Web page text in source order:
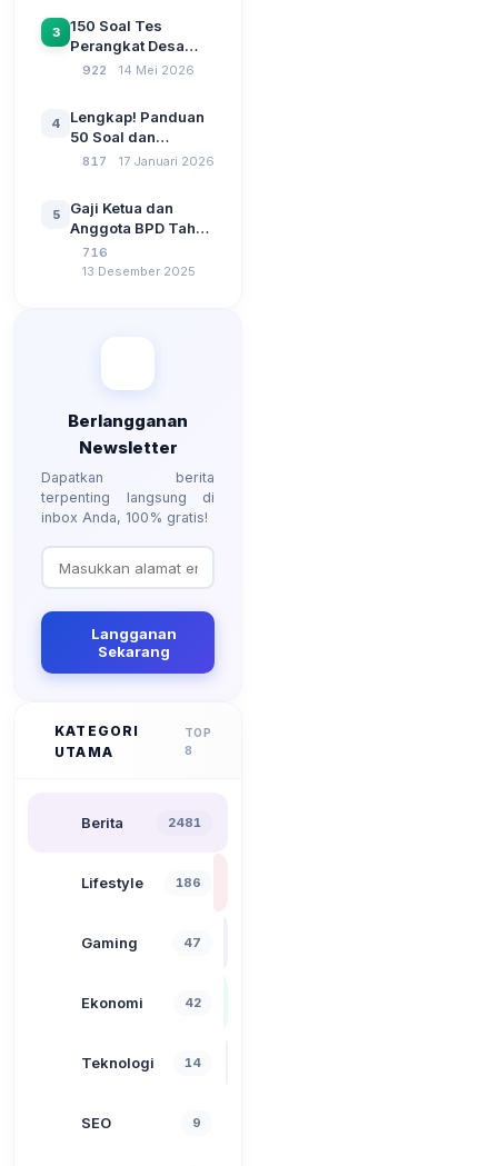
SPP Pencairan
Dana Desa
3
150 Soal Tes
Perangkat Desa
2026: Administrasi
Kebangsaan, dan
Komputer Beserta
Jawaban Paling
922 14 Mei 2026
4
Lengkap! Panduan
50 Soal dan
Jawaban Tes
Berdasarkan UU No
3 Tahun 2024
817 17 Januari 2026
5
Gaji Ketua dan
Anggota BPD Tahun
2026, Berapa
Besarannya? Ada
716
13 Desember 2025
Berlangganan
Newsletter
Dapatkan berita
terpenting langsung di
inbox Anda, 100% gratis!
Langganan
Sekarang
KATEGORI
UTAMA
TOP
8
Berita 2481
Lifestyle 186
Gaming 47
Ekonomi 42
Teknologi 14
SEO 9